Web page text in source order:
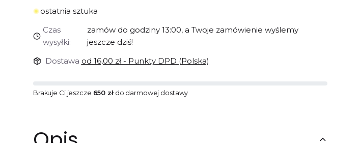
ostatnia sztuka
Czas
wysyłki:
zamów do godziny 13:00, a Twoje zamówienie wyślemy
jeszcze dziś!
Dostawa od 16,00 zł - Punkty DPD (Polska)
Brakuje Ci jeszcze 650 złdo darmowej dostawy